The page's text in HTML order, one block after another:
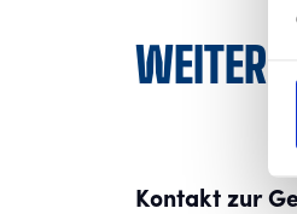
Kontakt zur